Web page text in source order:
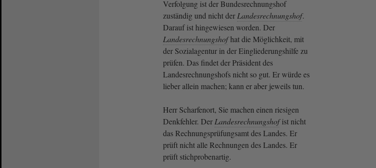
Verfolgung ist der Bundesrechnungshof
zuständig und nicht der Landesrechnungshof.
Darauf ist hingewiesen worden. Der
Landesrechnungshofhat die Möglichkeit, mit
der Sozialagentur in der Eingliederungshilfe zu
prüfen. Das findet der Präsident des
Landesrechnungshofs nicht so gut. Er würde es
lieber allein machen; kann er aber jeweils tun.
Herr Scharfenort, Sie machen einen riesigen
Denkfehler. Der Landesrechnungshofist nicht
das Rechnungsprüfungsamt des Landes. Er
prüft nicht alle Rechnungen des Landes. Er
prüft stichprobenartig.